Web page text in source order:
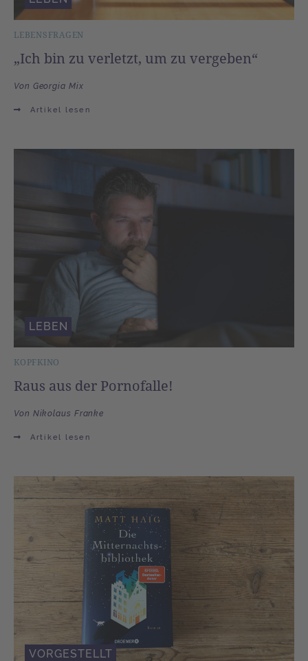
LEBENSFRAGEN
„Ich bin zu verletzt, um zu vergeben“
Von Georgia Mix
Artikel lesen
KOPFKINO
Raus aus der Pornofalle!
Von Nikolaus Franke
Artikel lesen
LEBEN
VORGESTELLT